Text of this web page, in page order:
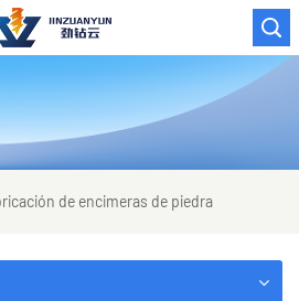
de encimeras de piedra